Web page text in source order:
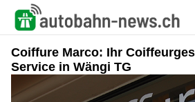
Coiffure Marco: Ihr
Service in Wängi TG